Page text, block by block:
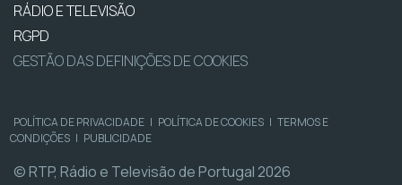
RÁDIO E TELEVISÃO
RGPD
GESTÃO DAS DEFINIÇÕES DE COOKIES
POLÍTICA DE PRIVACIDADE | POLÍTICA DE COOKIES | TERMOS E
CONDIÇÕES | PUBLICIDADE
© RTP, Rádio e Televisão de Portugal 2026